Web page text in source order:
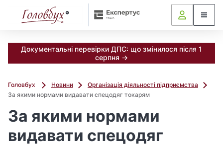
Документальні перевірки ДПС: що змінилося після 1
серпня →
Головбух Новини
Організація діяльності підприємства
За якими нормами видавати спецодяг токарям
За якими нормами
видавати спецодяг